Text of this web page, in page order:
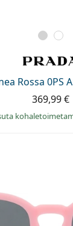
Rossa 0PS
369,99 €